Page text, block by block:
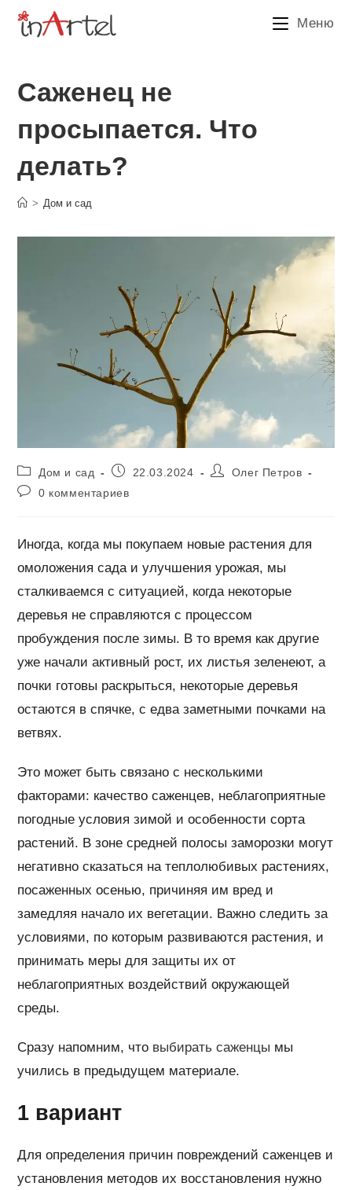
Перейти
Меню
Саженец не
просыпается. Что
делать?
> Дом и сад
Рубрика
записи:
Дом и сад
Запись22.03.2024
АвторОлег Петров
Комментарии
0 комментариев
Иногда, когда мы покупаем новые растения для
омоложения сада и улучшения урожая, мы
сталкиваемся с ситуацией, когда некоторые
деревья не справляются с процессом
пробуждения после зимы. В то время как другие
уже начали активный рост, их листья зеленеют, а
почки готовы раскрыться, некоторые деревья
остаются в спячке, с едва заметными почками на
ветвях.
Это может быть связано с несколькими
факторами: качество саженцев, неблагоприятные
погодные условия зимой и особенности сорта
растений. В зоне средней полосы заморозки могут
негативно сказаться на теплолюбивых растениях,
посаженных осенью, причиняя им вред и
замедляя начало их вегетации. Важно следить за
условиями, по которым развиваются растения, и
принимать меры для защиты их от
неблагоприятных воздействий окружающей
среды.
Сразу напомним, что выбирать саженцы мы
учились в предыдущем материале.
1 вариант
Для определения причин повреждений саженцев и
установления методов их восстановления нужно